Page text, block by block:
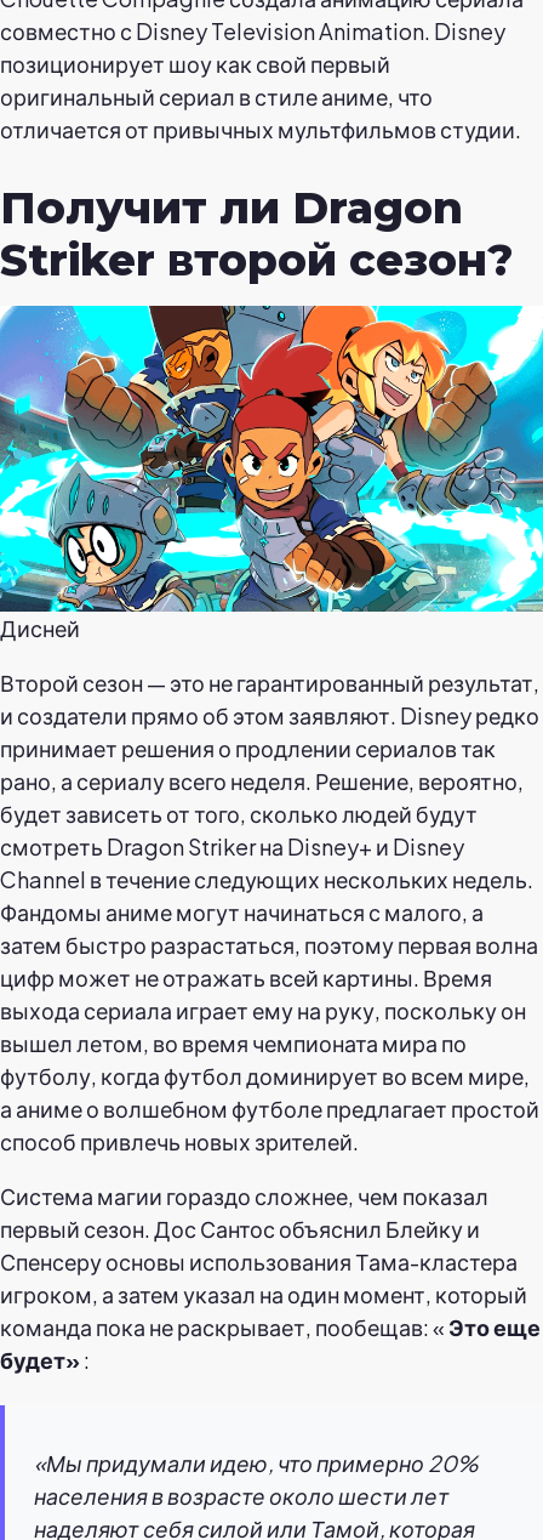
совместно с Disney Television Animation. Disney
позиционирует шоу как свой первый
оригинальный сериал в стиле аниме, что
отличается от привычных мультфильмов студии.
Получит ли Dragon
Striker второй сезон?
Дисней
Второй сезон — это не гарантированный результат,
и создатели прямо об этом заявляют. Disney редко
принимает решения о продлении сериалов так
рано, а сериалу всего неделя. Решение, вероятно,
будет зависеть от того, сколько людей будут
смотреть Dragon Striker на Disney+ и Disney
Channel в течение следующих нескольких недель.
Фандомы аниме могут начинаться с малого, а
затем быстро разрастаться, поэтому первая волна
цифр может не отражать всей картины. Время
выхода сериала играет ему на руку, поскольку он
вышел летом, во время чемпионата мира по
футболу, когда футбол доминирует во всем мире,
а аниме о волшебном футболе предлагает простой
способ привлечь новых зрителей.
Система магии гораздо сложнее, чем показал
первый сезон. Дос Сантос объяснил Блейку и
Спенсеру основы использования Тама-кластера
игроком, а затем указал на один момент, который
команда пока не раскрывает, пообещав: « Это еще
будет»:
«Мы придумали идею, что примерно 20%
населения в возрасте около шести лет
наделяют себя силой или Тамой, которая